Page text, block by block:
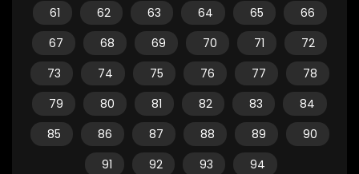
61
62 63 64 65
66
67
68 69 70 71
72
73
74 75 76 77
78
79
80 81 82 83
84
85
86 87 88 89
90
91
92 93 94